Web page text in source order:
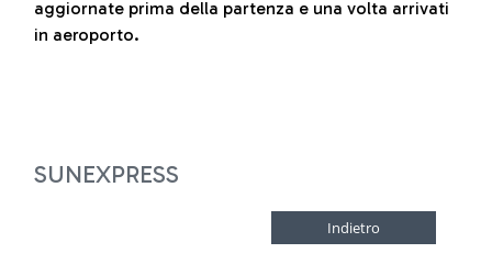
aggiornate prima della partenza e una volta arrivati
in aeroporto.
SUNEXPRESS